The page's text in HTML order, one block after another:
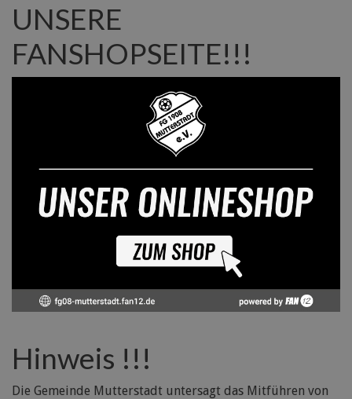
UNSERE
FANSHOPSEITE!!!
Hinweis !!!
Die Gemeinde Mutterstadt untersagt das Mitführen von